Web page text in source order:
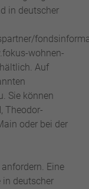
in deutscher
wohnen-
Auf
Sie können
Theodor-
oder bei der
Eine
in deutscher